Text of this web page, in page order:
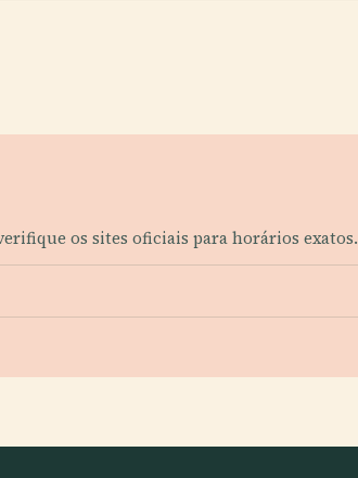
os sites oficiais para horários exatos.